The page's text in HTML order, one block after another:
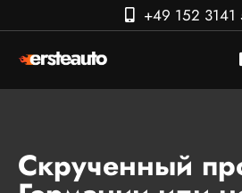
+49 152 3141
Скрученный